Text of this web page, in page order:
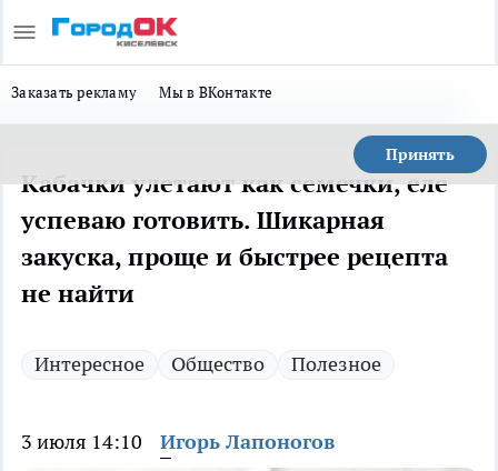
Заказать рекламу Мы в ВКонтакте
Принять
Кабачки улетают как семечки, еле
успеваю готовить. Шикарная
закуска, проще и быстрее рецепта
не найти
Интересное Общество Полезное
3 июля 14:10 Игорь Лапоногов